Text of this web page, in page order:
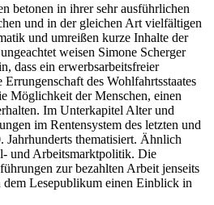
betonen in ihrer sehr ausführlichen
und in der gleichen Art vielfältigen
und umreißen kurze Inhalte der
weisen Simone Scherger
dass ein erwerbsarbeitsfreier
des Wohlfahrtsstaates
Möglichkeit der Menschen, einen
Im Unterkapitel Alter und
im Rentensystem des letzten und
Jahrhunderts thematisiert. Ähnlich
und Arbeitsmarktpolitik. Die
zur bezahlten Arbeit jenseits
dem Lesepublikum einen Einblick in